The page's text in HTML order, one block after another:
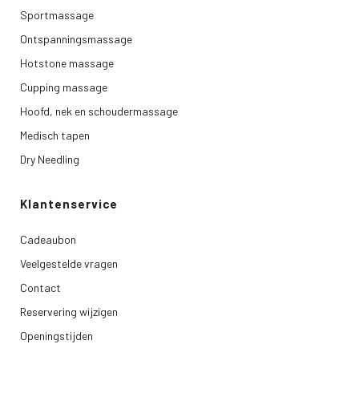
Sportmassage
Ontspanningsmassage
Hotstone massage
Cupping massage
Hoofd, nek en schoudermassage
Medisch tapen
Dry Needling
Klantenservice
Cadeaubon
Veelgestelde vragen
Contact
Reservering wijzigen
Openingstijden